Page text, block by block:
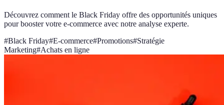
Découvrez comment le Black Friday offre des opportunités uniques
pour booster votre e-commerce avec notre analyse experte.
#Black Friday#E-commerce#Promotions#Stratégie
Marketing#Achats en ligne